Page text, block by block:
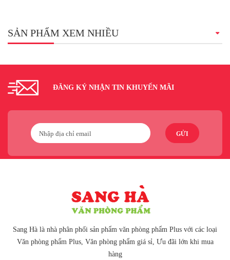
SẢN PHẨM XEM NHIỀU
ĐĂNG KÝ NHẬN TIN KHUYẾN MÃI
GỬI
Sang Hà là nhà phân phối sản phẩm văn phòng phẩm Plus với các loại
Văn phòng phẩm Plus, Văn phòng phẩm giá sỉ, Ưu đãi lớn khi mua
hàng